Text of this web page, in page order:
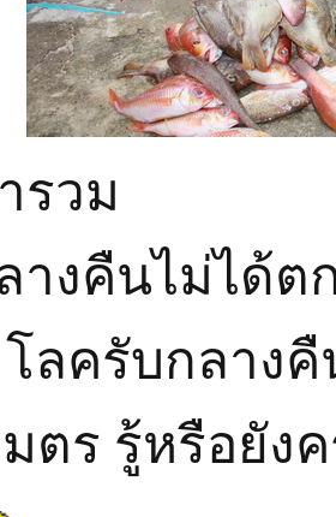
รวม
างคืนไม่ได้ต
ลครับกลาง
มตร รู้หรือยั